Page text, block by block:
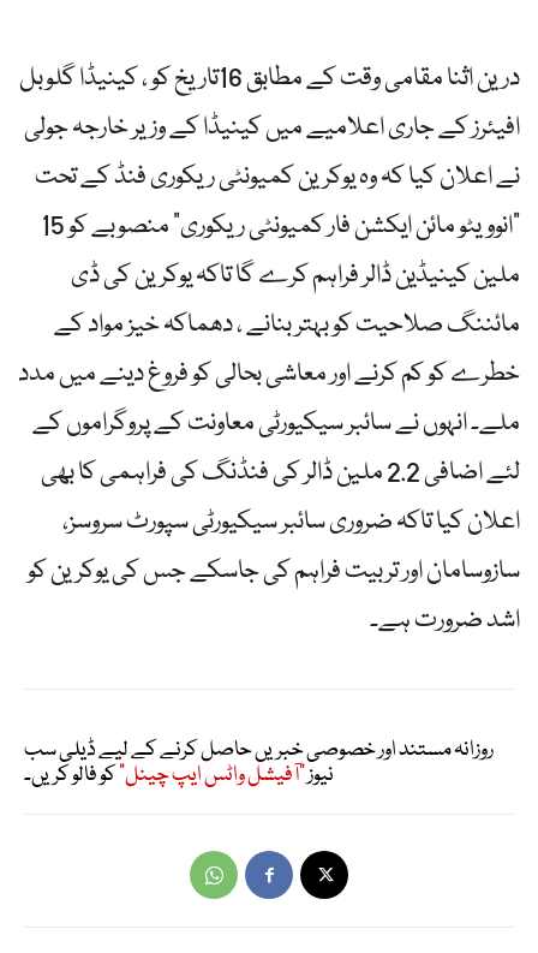
درین اثنا مقامی وقت کے مطابق 16تاریخ کو ، کینیڈا گلوبل
افیئرز کے جاری اعلامیے میں کینیڈا کے وزیر خارجہ جولی
نے اعلان کیا کہ وہ یوکرین کمیونٹی ریکوری فنڈ کے تحت
“انوویٹو مائن ایکشن فار کمیونٹی ریکوری” منصوبے کو 15
ملین کینیڈین ڈالر فراہم کرے گا تاکہ یوکرین کی ڈی
مائننگ صلاحیت کو بہتر بنانے ، دھماکہ خیز مواد کے
خطرے کو کم کرنے اور معاشی بحالی کو فروغ دینے میں مدد
ملے۔ انہوں نے سائبر سیکیورٹی معاونت کے پروگراموں کے
لئے اضافی 2.2 ملین ڈالر کی فنڈنگ کی فراہمی کا بھی
اعلان کیا تاکہ ضروری سائبر سیکیورٹی سپورٹ سروسز،
سازوسامان اور تربیت فراہم کی جاسکے جس کی یوکرین کو
اشد ضرورت ہے۔
روزانہ مستند اور خصوصی خبریں حاصل کرنے کے لیے ڈیلی سب
نیوز"آفیشل واٹس ایپ چینل"کو فالو کریں۔